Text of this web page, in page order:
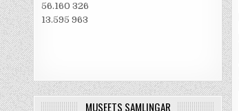
56.160 326
13.595 963
MUSEETS SAMLINGAR